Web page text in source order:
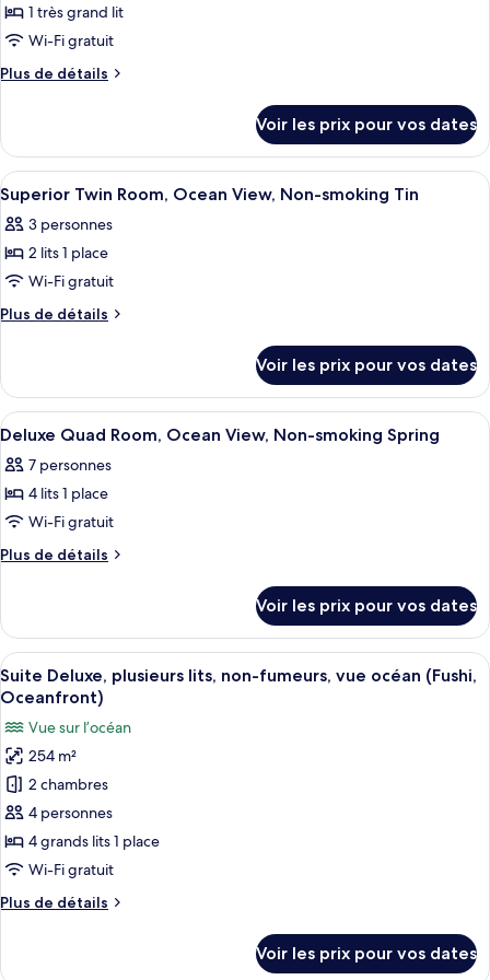
Oceanfront)
Deluxe,
lits,
non-
fumeurs
photos
pour
ce
chambre :
Superior
Double
Room,
Ocean
View,
Non-
smoking
1 très grand lit
Wi-Fi gratuit
Plus de détails
Plus
le
type
de
chambre
Superior
Double
Ocean
View,
Non-
Voir les prix pour vos dates
Afficher
toutes
les
photos
pour
ce
chambre :
Superior
Twin
Room,
Ocean
View,
Non-
smoking
1
Superior Twin Room, Ocean View, Non-smoking Tin
3 personnes
2 lits 1 place
Wi-Fi gratuit
Plus de détails
Plus
le
type
de
Superior
Twin
Ocean
View,
Non-
Voir les prix pour vos dates
Afficher
toutes
les
photos
pour
ce
chambre :
Deluxe
Quad
Room,
Ocean
View,
Non-
smoking
Spring
1
Deluxe Quad Room, Ocean View, Non-smoking Spring
7 personnes
4 lits 1 place
Wi-Fi gratuit
Plus de détails
Plus
le
type
de
chambre
Quad
Room,
Ocean
View,
Non-
Spring
Voir les prix pour vos dates
Afficher
toutes
photos
pour
ce
type
de
chambre :
Deluxe,
Un espace piscine avec vue sur
11
Suite Deluxe, plusieurs lits, non-fumeurs, vue océan (Fushi,
Oceanfront)
Vue sur l’océan
254 m²
2 chambres
4 personnes
4 grands lits 1 place
Wi-Fi gratuit
Plus de détails
Plus
Voir les prix pour vos dates